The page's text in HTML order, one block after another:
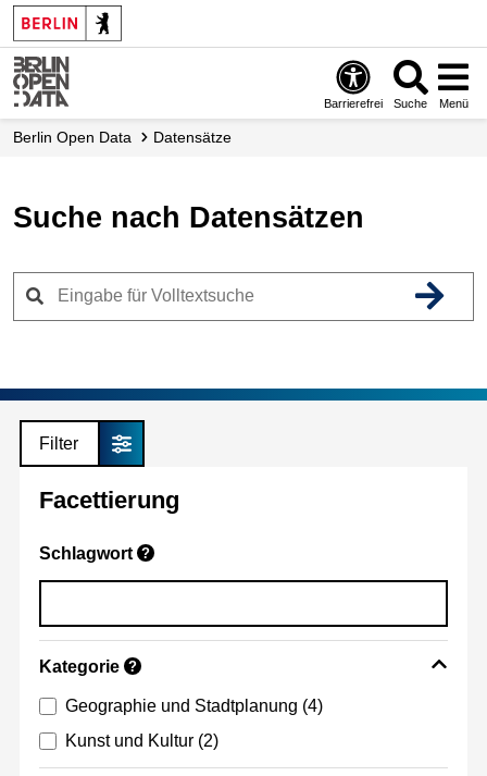
Skip
to
main
content
Barrierefrei Suche Menü
Berlin Open Data Datensätze
Suche nach Datensätzen
Filter
Facettierung
Schlagwort ?
Kategorie ?
Geographie und Stadtplanung (4)
Kunst und Kultur (2)